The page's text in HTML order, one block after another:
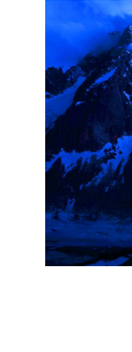
Hit enter to search or